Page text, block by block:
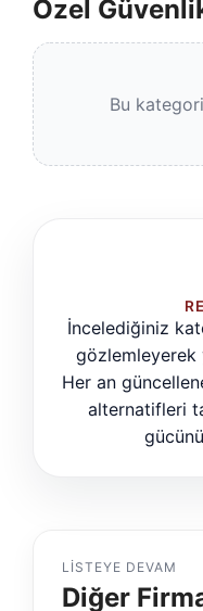
Özel
Bu
İncelediğiniz
gözlemleyerek
Her an
alternatifleri
LISTEYE DEVAM
Diğer